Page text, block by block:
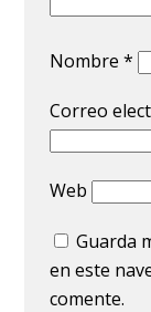
Nombre*
Correo
Web
Guarda
en este
comente.